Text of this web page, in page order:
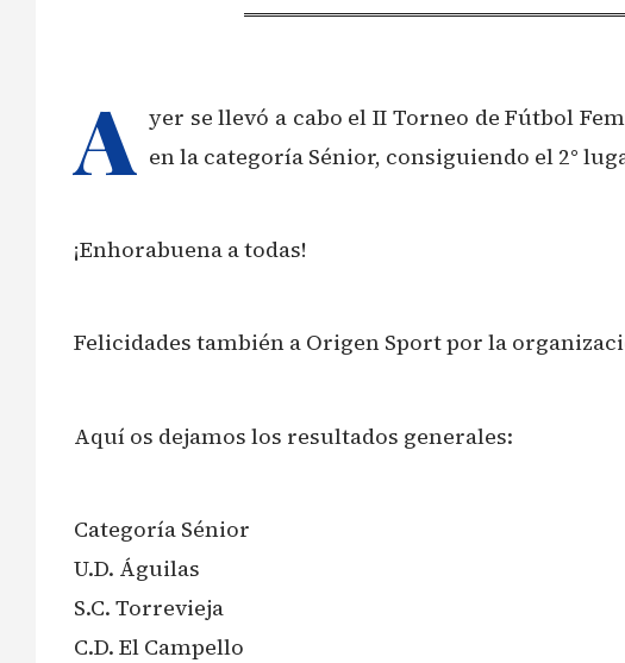
A yer se llevó a cabo el II Torneo de Fútbol
en la categoría Sénior, consiguiendo el 2°
¡Enhorabuena a todas!
Felicidades también a Origen Sport por la
Aquí os dejamos los resultados generales:
Categoría Sénior
U.D. Águilas
S.C. Torrevieja
C.D. El Campello